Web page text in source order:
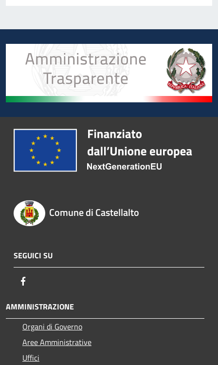
Comune di Castellalto
SEGUICI SU
AMMINISTRAZIONE
Organi di Governo
Aree Amministrative
Uffici